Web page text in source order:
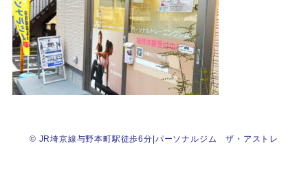
© JR埼京線与野本町駅徒歩6分|パーソナルジム ザ・アストレ